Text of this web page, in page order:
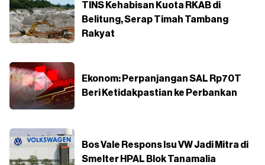
TINS Kehabisan Kuota RKAB di
Belitung, Serap Timah Tambang
Rakyat
Ekonom: Perpanjangan SAL Rp70T
Beri Ketidakpastian ke Perbankan
Bos Vale Respons Isu VW Jadi Mitra di
Smelter HPAL Blok Tanamalia